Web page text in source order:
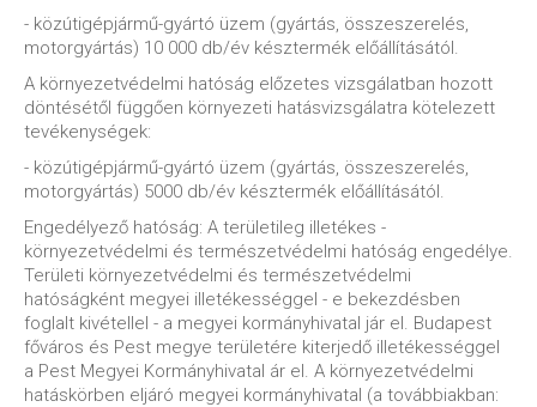
- közútigépjármű-gyártó üzem (gyártás, összeszerelés,
motorgyártás) 10 000 db/év késztermék előállításától.
A környezetvédelmi hatóság előzetes vizsgálatban hozott
döntésétől függően környezeti hatásvizsgálatra kötelezett
tevékenységek:
- közútigépjármű-gyártó üzem (gyártás, összeszerelés,
motorgyártás) 5000 db/év késztermék előállításától.
Engedélyező hatóság: A területileg illetékes -
környezetvédelmi és természetvédelmi hatóság engedélye.
Területi környezetvédelmi és természetvédelmi
hatóságként megyei illetékességgel - e bekezdésben
foglalt kivétellel - a megyei kormányhivatal jár el. Budapest
főváros és Pest megye területére kiterjedő illetékességgel
a Pest Megyei Kormányhivatal ár el. A környezetvédelmi
hatáskörben eljáró megyei kormányhivatal (a továbbiakban: